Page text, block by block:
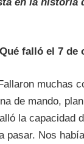
falló el 7 de
muchas
de mando,
la capacidad
pasar. Nos